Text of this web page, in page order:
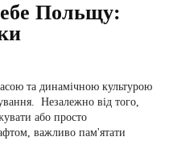
Польщу:
та динамічною культурою
Незалежно від того,
або просто
важливо пам'ятати